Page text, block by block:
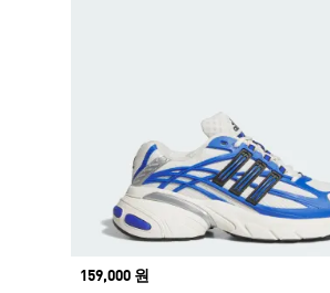
Price
159,000 원